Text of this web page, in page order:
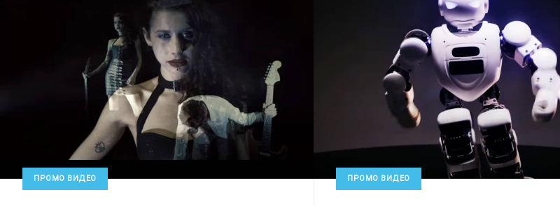
ПРОМО ВИДЕО ПРОМО ВИДЕО